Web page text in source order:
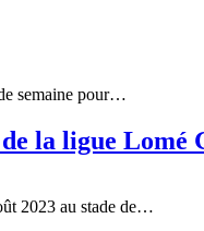
semaine pour…
la ligue Lomé
2023 au stade de…